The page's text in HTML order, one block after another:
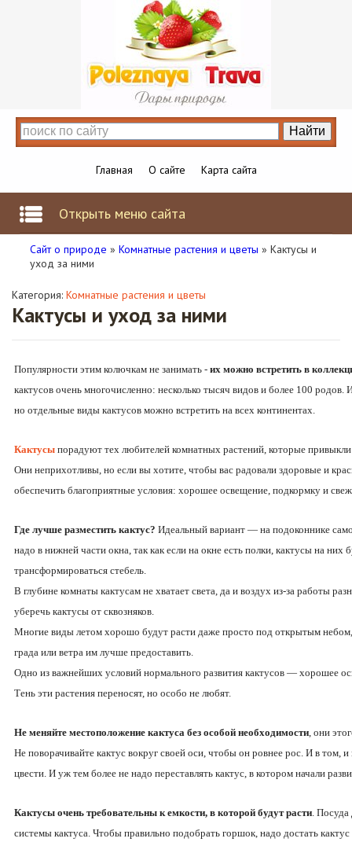
Главная О сайте Карта сайта
Открыть меню сайта
Сайт о природе » Комнатные растения и цветы » Кактусы и
уход за ними
Категория: Комнатные растения и цветы
Кактусы и уход за ними
Популярности этим колючкам не занимать - их можно встретить в
кактусов очень многочисленно: несколько тысяч видов и более 100
но отдельные виды кактусов можно встретить на всех континентах.
Кактусы порадуют тех любителей комнатных растений, которые
Они неприхотливы, но если вы хотите, чтобы вас радовали здоровые и
обеспечить благоприятные условия: хорошее освещение, подкормку и
Где лучше разместить кактус? Идеальный вариант — на подоконнике
надо в нижней части окна, так как если на окне есть полки, кактусы на них
трансформироваться стебель.
В глубине комнаты кактусам не хватает света, да и воздух из-за работы
уберечь кактусы от сквозняков.
Многие виды летом хорошо будут расти даже просто под открытым
града или ветра им лучше предоставить.
Одно из важнейших условий нормального развития кактусов — хорошее
Тень эти растения переносят, но особо не любят.
Не меняйте местоположение кактуса без особой необходимости, они
Не поворачивайте кактус вокруг своей оси, чтобы он ровнее рос. И в
цвести. И уж тем более не надо переставлять кактус, в котором начали
Кактусы очень требовательны к емкости, в которой будут расти. Посуда
системы кактуса. Чтобы правильно подобрать горшок, надо достать